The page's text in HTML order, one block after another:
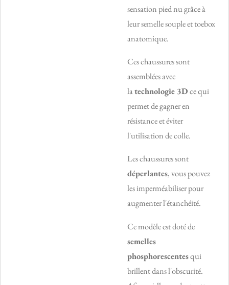
sensation pied nu grâce à
leur semelle souple et toebox
anatomique.
Ces chaussures sont
assemblées avec
latechnologie 3Dce qui
permet de gagner en
résistance et éviter
l'utilisation de colle.
Les chaussures sont
déperlantes, vous pouvez
les imperméabiliser pour
augmenter l'étanchéité.
Ce modèle est doté de
semelles
phosphorescentesqui
brillent dans l'obscurité.